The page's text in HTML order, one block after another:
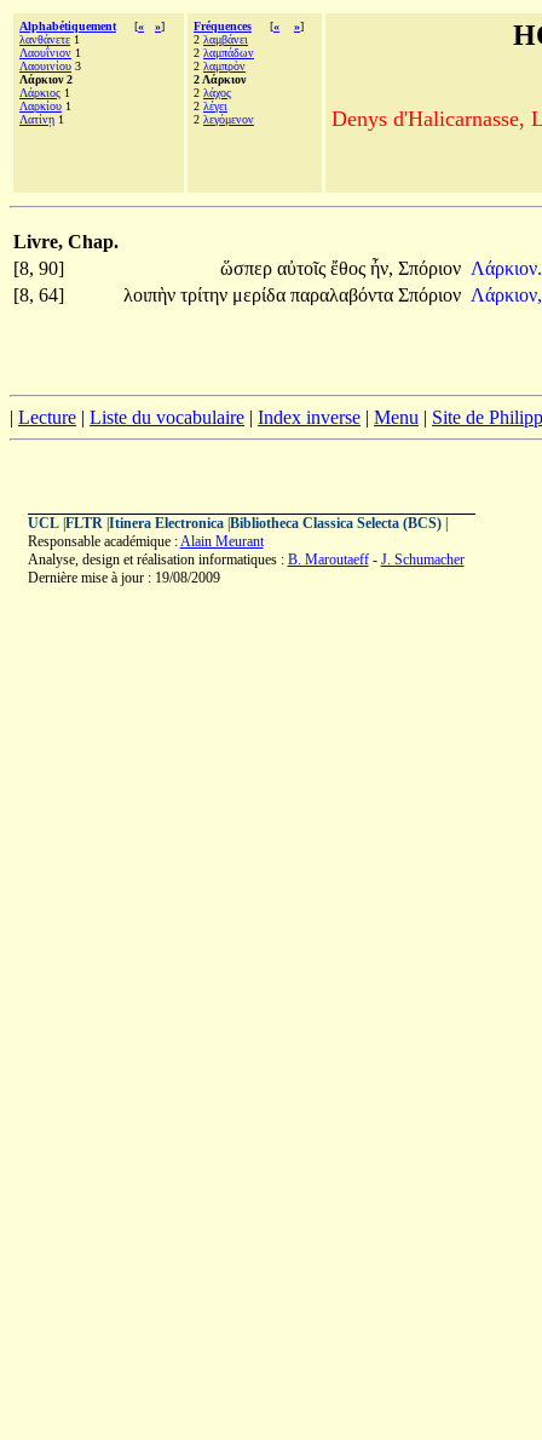
Alphabétiquement [« »]
λανθάνετε 1
Λαουΐνιον 1
Λαουινίου 3
Λάρκιον 2
Λάρκιος 1
Λαρκίου 1
Λατίνῃ 1
Fréquences [« »]
2 λαμβάνει
2 λαμπάδων
2 λαμπρὸν
2 Λάρκιον
2 λάχος
2 λέγει
2 λεγόμενον Denys d'Halicarnasse,
Livre, Chap.
[8, 90]
ὥσπερ αὐτοῖς ἔθος ἦν, Σπόριον Λάρκιον.
[8, 64]
λοιπὴν τρίτην μερίδα παραλαβόντα Σπόριον Λάρκιον,
| Lecture | Liste du vocabulaire | Index inverse | Menu | Site de
UCL| FLTR| Itinera Electronica| Bibliotheca Classica Selecta (BCS)|
Responsable académique :Alain Meurant
Analyse, design et réalisation informatiques : B. Maroutaeff- J. Schumacher
Dernière mise à jour : 19/08/2009